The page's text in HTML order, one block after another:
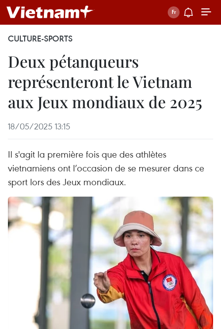
CULTURE-SPORTS
Deux pétanqueurs
représenteront le Vietnam
aux Jeux mondiaux de 2025
18/05/2025 13:15
Il s'agit la première fois que des athlètes
vietnamiens ont l’occasion de se mesurer dans ce
sport lors des Jeux mondiaux.